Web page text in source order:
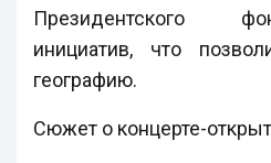
Президентского
инициатив, что
географию.
Сюжет о концерте-